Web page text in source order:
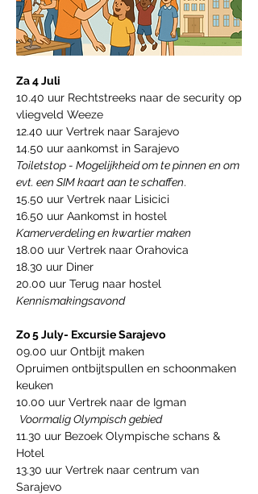
Za 4 Juli
10.40 uur Rechtstreeks naar de security op
vliegveld Weeze
12.40 uur Vertrek naar Sarajevo
14.50 uur aankomst in Sarajevo
Toiletstop - Mogelijkheid om te pinnen en om
evt. een SIM kaart aan te schaffen.
15.50 uur Vertrek naar Lisicici
16.50 uur Aankomst in hostel
Kamerverdeling en kwartier maken
18.00 uur Vertrek naar Orahovica
18.30 uur Diner
20.00 uur Terug naar hostel
Kennismakingsavond
Zo 5 July- Excursie Sarajevo
09.00 uur Ontbijt maken
Opruimen ontbijtspullen en schoonmaken
keuken
10.00 uur Vertrek naar de Igman
Voormalig Olympisch gebied
11.30 uur Bezoek Olympische schans &
Hotel
13.30 uur Vertrek naar centrum van
Sarajevo